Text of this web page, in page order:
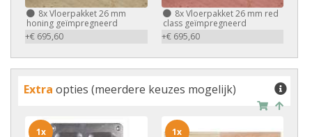
8xVloerpakket 26 mm
honing geïmpregneerd
+€ 695,60
8xVloerpakket 26 mm red
class geïmpregneerd
+€ 695,60
Extra opties (meerdere keuzes mogelijk)
1x 1x